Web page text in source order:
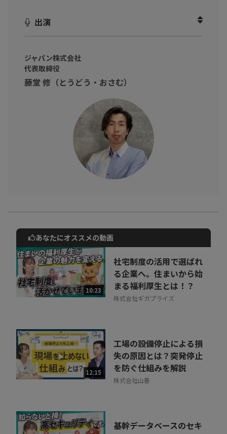
についてお話しいただきました。
・もっと結果を出したい方
・チャレンジをしたいけれど、何から始めれば良いのかわから
ない方
そんなビジネスパーソンに向けて
成功の法則について学び、先行きの見えないいまの時代を生き抜
出演
ジャパン株式会社
代表取締役
藤堂 修（とうどう・おさむ）
動画でご紹介しているサービスについて
お気軽にご相談・ご質問いただけます！
30秒でお申し込み可能
相談を希望する 無料
あなたにオススメの動画
10:23
社宅制度の活用で選ばれ
る企業へ。住まいから始
まる福利厚生とは！？
株式会社ギガプライズ
12:15
工場の設備停止による損
失の原因とは？突発停止
を防ぐ仕組みを解説
株式会社山善
基幹データベースのセキ